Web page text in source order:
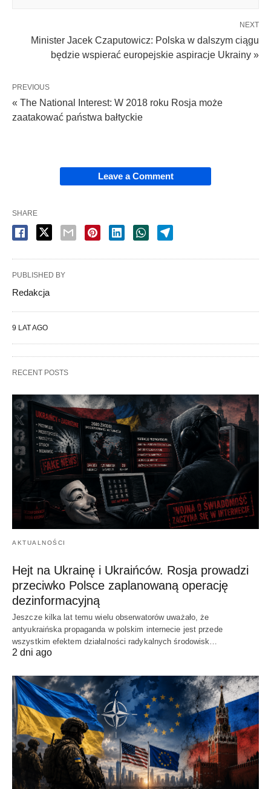
NEXT
Minister Jacek Czaputowicz: Polska w dalszym ciągu
będzie wspierać europejskie aspiracje Ukrainy »
PREVIOUS
« The National Interest: W 2018 roku Rosja może
zaatakować państwa bałtyckie
Leave a Comment
SHARE
PUBLISHED BY
Redakcja
9 LAT AGO
RECENT POSTS
AKTUALNOŚCI
Hejt na Ukrainę i Ukraińców. Rosja prowadzi
przeciwko Polsce zaplanowaną operację
dezinformacyjną
Jeszcze kilka lat temu wielu obserwatorów uważało, że
antyukraińska propaganda w polskim internecie jest przede
wszystkim efektem działalności radykalnych środowisk…
2 dni ago